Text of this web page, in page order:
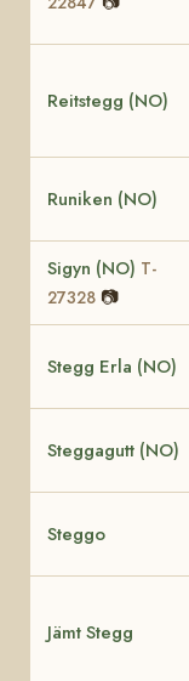
Reitstegg (NO)
Runiken (NO)
Sigyn (NO) T-
27328 📷
Stegg Erla (NO)
Steggagutt (NO)
Steggo
Jämt Stegg